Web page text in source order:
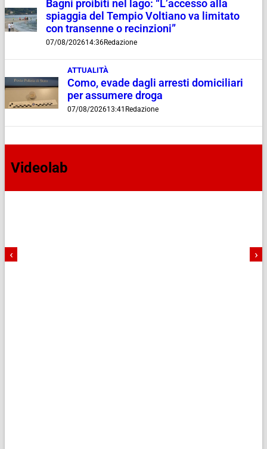
Bagni proibiti nel lago: “L’accesso alla
spiaggia del Tempio Voltiano va limitato
con transenne o recinzioni”
07/08/202614:36Redazione
ATTUALITÀ
Como, evade dagli arresti domiciliari
per assumere droga
07/08/202613:41 Redazione
Videolab
‹ ›